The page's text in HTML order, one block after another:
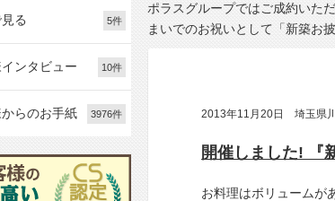
ポラスグループではご成約いた
まいでのお祝いとして「新築お
2013年11月20日 埼玉県
お料理はボリュームが
る 5件
ンタビュー 10件
らのお手紙 3976件